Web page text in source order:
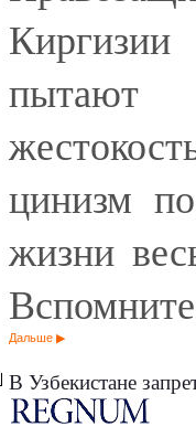
цинизм
жизни
Дальше
В Узбекистане запретили